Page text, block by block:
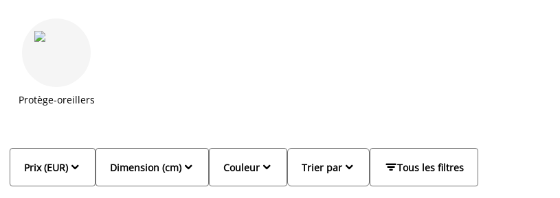
Protège-oreillers

Prix (EUR) 
Dimension (cm) 
Couleur Tous les filtres

Trier par